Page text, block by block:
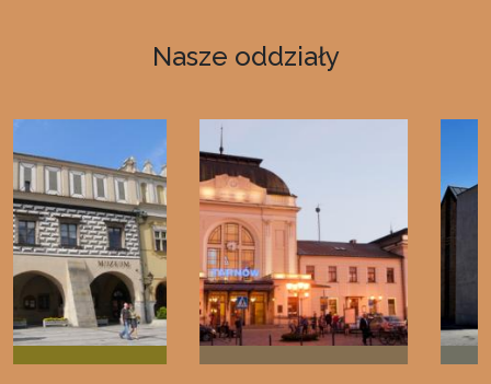
Nasze oddziały